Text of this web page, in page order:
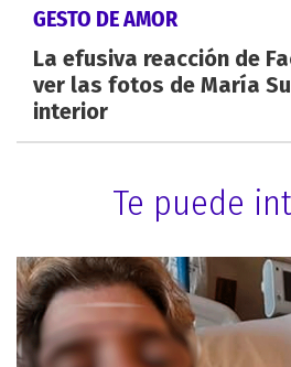
GESTO DE AMOR
La efusiva reacción de
ver las fotos de María
interior
Te puede